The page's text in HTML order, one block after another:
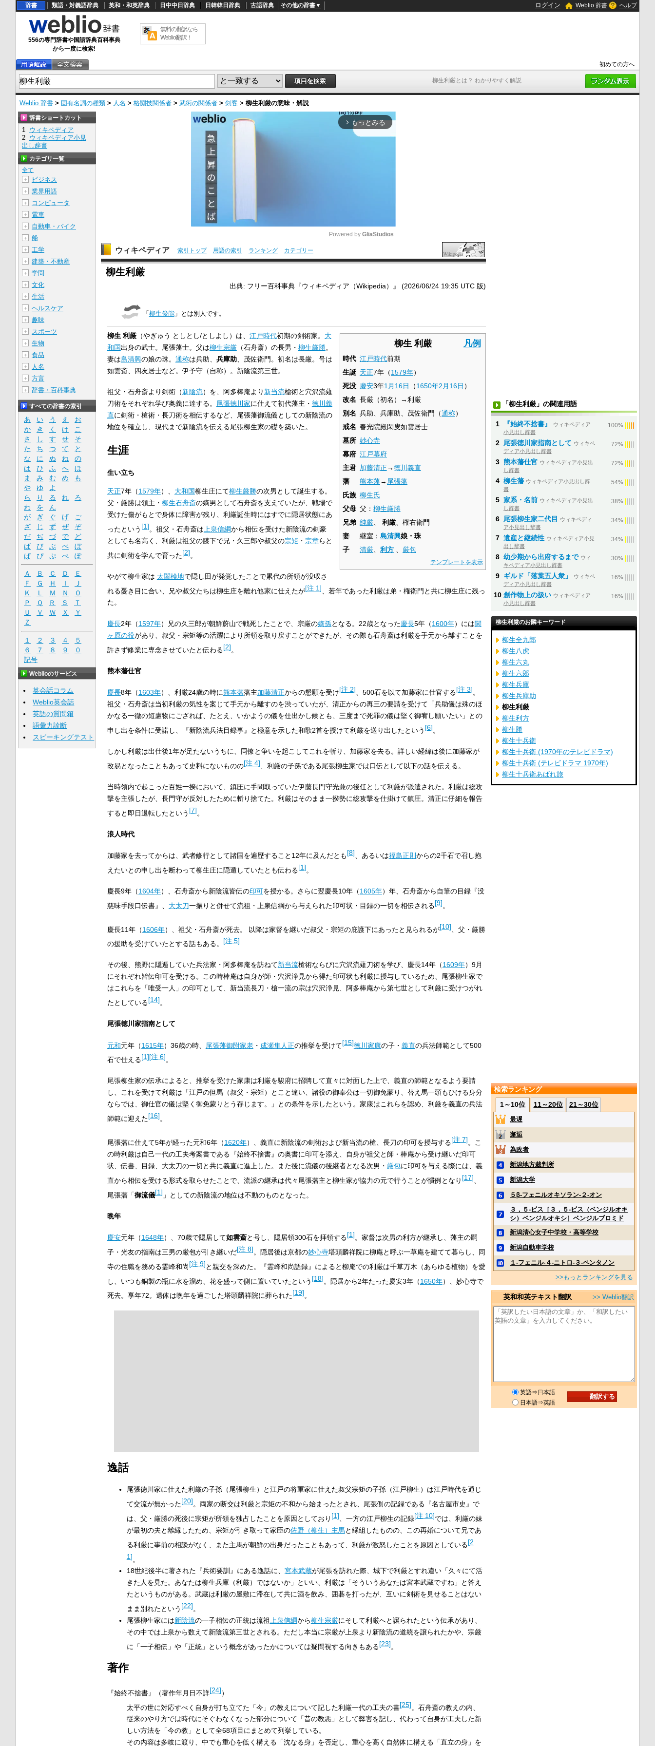
柳生利厳とは？ わかりやすく解説
辞書 類語・対義語辞典 英和・和英辞典 日中中日辞典 日韓韓日辞典 古語辞典 その他の辞書▼ ログイン Weblio 辞書 ヘルプ
556の専門辞書や国語辞典百科事典
から一度に検索!
無料の翻訳なら
Weblio翻訳！
初めての方へ
Weblio 辞書 > 固有名詞の種類 > 人名 > 格闘技関係者 > 武術の関係者 > 剣客 > 柳生利厳の意味・解説
arrow_forward_ios もっとみる
M
t
Powered by GliaStudios
ウィキペディア 索引トップ 用語の索引 ランキング カテゴリー
柳生利厳
出典: フリー百科事典『ウィキペディア（Wikipedia）』 (2026/06/24 19:35 UTC 版)
「 柳生俊能」とは別人です。
凡例
柳生 利厳
時代 江戸時代前期
生誕 天正7年（1579年）
死没 慶安3年1月16日 （1650年2月16日 ）
改名 長厳（初名）→利厳
別名 兵助、兵庫助、茂佐衛門（通称）
戒名 春光院殿閑叟如雲居士
墓所 妙心寺
幕府 江戸幕府
主君 加藤清正→徳川義直
藩
熊本藩→ 尾張藩
氏族 柳生氏
父母 父： 柳生厳勝
兄弟 純厳 利厳 、権右衛門
妻
継室： 島清興娘・珠
子
清厳 利方 厳包
テンプレートを表示
柳生 利厳（やぎゅう としとし/としよし）は、 江戸時代初期の剣術家。 大
和国出身の武士。尾張藩士。父は柳生宗厳（石舟斎）の長男・ 柳生厳勝。
妻は島清興の娘の珠。 通称は兵助、 兵庫助、茂佐衛門。初名は長厳。号は
如雲斎、四友居士など。伊予守（自称）。新陰流第三世。
祖父・石舟斎より剣術（新陰流）を、阿多棒庵より 新当流槍術と穴沢流薙
刀術をそれぞれ学び奥義に達する。 尾張徳川家に仕えて初代藩主・ 徳川義
直に剣術・槍術・長刀術を相伝するなど、尾張藩御流儀としての新陰流の
地位を確立し、現代まで新陰流を伝える尾張柳生家の礎を築いた。
生涯
生い立ち
天正7年（1579年）、 大和国柳生庄にて柳生厳勝の次男として誕生する。
父・厳勝は領主・ 柳生石舟斎の嫡男として石舟斎を支えていたが、戦場で
受けた傷がもとで身体に障害が残り、利厳誕生時にはすでに隠居状態にあ
ったという [1]。祖父・石舟斎は 上泉信綱から相伝を受けた新陰流の剣豪
としても名高く、利厳は祖父の膝下で兄・久三郎や叔父の宗矩 ・ 宗章らと
共に剣術を学んで育った[2]。
やがて柳生家は 太閤検地で隠し田が発覚したことで累代の所領が没収さ
れる憂き目に合い、兄や叔父たちは柳生庄を離れ他家に仕えたが[注 1] 、若年であった利厳は弟・権衛門と共に柳生庄に残っ
た。
慶長2年（1597年）兄の久三郎が朝鮮蔚山で戦死したことで、宗厳の嫡孫となる。22歳となった慶長5年（1600年）には関
ヶ原の役があり、叔父・宗矩等の活躍により所領を取り戻すことができたが、その際も石舟斎は利厳を手元から離すことを
許さず修業に専念させていたと伝わる[2]。
熊本藩仕官
慶長8年（1603年）、利厳24歳の時に熊本藩藩主加藤清正からの懇願を受け[注 2] 、500石を以て加藤家に仕官する[注 3]。
祖父・石舟斎は当初利厳の気性を案じて手元から離すのを渋っていたが、清正からの再三の要請を受けて「兵助儀は殊のほ
かなる一徹の短慮物にござれば、たとえ、いかようの儀を仕出かし候とも、三度まで死罪の儀は堅く御宥し願いたい」との
申し出を条件に受諾し、『新陰流兵法目録事』と極意を示した和歌2首を授けて利厳を送り出したという [6]。
しかし利厳は出仕後1年が足たないうちに、同僚と争いを起こしてこれを斬り、加藤家を去る。詳しい経緯は後に加藤家が
改易となったこともあって史料にないものの[注 4] 、利厳の子孫である尾張柳生家では口伝として以下の話を伝える。
当時領内で起こった百姓一揆において、鎮圧に手間取っていた伊藤長門守光兼の後任として利厳が派遣された。利厳は総攻
撃を主張したが、長門守が反対したために斬り捨てた。利厳はそのまま一揆勢に総攻撃を仕掛けて鎮圧。清正に仔細を報告
すると即日退転したという [7]。
浪人時代
加藤家を去ってからは、武者修行として諸国を遍歴すること12年に及んだとも[8] 、あるいは福島正則 からの2千石で召し抱
えたいとの申し出を断わって柳生庄に隠遁していたとも伝わる[1]。
慶長9年（1604年）、石舟斎から新陰流皆伝の印可を授かる。さらに翌慶長10年（1605年）年、石舟斎から自筆の目録『没
慈味手段口伝書』、 大太刀一振りと併せて流祖・上泉信綱から与えられた印可状・目録の一切を相伝される[9]。
慶長11年（1606年）、祖父・石舟斎が死去。 以降は家督を継いだ叔父・宗矩の庇護下にあったと見られるが[10] 、父・厳勝
の援助を受けていたとする話もある。 [注 5]
その後、熊野に隠遁していた兵法家・阿多棒庵を訪ねて新当流槍術ならびに穴沢流薙刀術を学び、慶長14年（1609年）9月
にそれぞれ皆伝印可を受ける。この時棒庵は自身が師・穴沢浄見から得た印可状も利厳に授与しているため、尾張柳生家で
はこれらを「唯受一人」の印可として、新当流長刀・槍一流の宗は穴沢浄見、阿多棒庵から第七世として利厳に受けつがれ
たとしている[14]。
尾張徳川家指南として
元和元年（1615年）36歳の時、 尾張藩御附家老・ 成瀬隼人正の推挙を受けて[15]徳川家康の子・ 義直の兵法師範として500
石で仕える[1][注 6]。
尾張柳生家の伝承によると、推挙を受けた家康は利厳を駿府に招聘して直々に対面した上で、義直の師範となるよう要請
し、これを受けて利厳は「江戸の但馬（叔父・宗矩）とこと違い、諸役の御奉公は一切御免蒙り、替え馬一頭もひける身分
ならでは、御仕官の儀は堅く御免蒙りとう存じます。」との条件を示したという。家康はこれらを認め、利厳を義直の兵法
師範に迎えた[16]。
尾張藩に仕えて5年が経った元和6年（1620年）、義直に新陰流の剣術および新当流の槍、長刀の印可を授与する[注 7]。こ
の時利厳は自己一代の工夫考案書である『始終不捨書』の奥書に印可を添え、自身が祖父と師・棒庵から受け継いだ印可
状、伝書、目録、大太刀の一切と共に義直に進上した。また後に流儀の後継者となる次男・ 厳包に印可を与える際には、義
直から相伝を受ける形式を取らせたことで、流派の継承は代々尾張藩主と柳生家が協力の元で行うことが慣例となり [17]
尾張藩「御流儀[1] 」としての新陰流の地位は不動のものとなった。
晩年
慶安元年（1648年）、70歳で隠居して如雲斎と号し、隠居領300石を拝領する[1]。家督は次男の利方が継承し、藩主の嗣
子・光友の指南は三男の厳包が引き継いだ[注 8]。隠居後は京都の妙心寺塔頭麟祥院に柳庵と呼ぶ一草庵を建てて暮らし、同
寺の住職を務める霊峰和尚[注 9]と親交を深めた。『霊峰和尚語録』によると柳庵での利厳は千草万木（あらゆる植物）を愛
し、いつも銅製の瓶に水を溜め、花を盛って側に置いていたという [18]。隠居から2年たった慶安3年（1650年）、妙心寺で
死去。享年72。遺体は晩年を過ごした塔頭麟祥院に葬られた[19]。
逸話
尾張徳川家に仕えた利厳の子孫（尾張柳生）と江戸の将軍家に仕えた叔父宗矩の子孫（江戸柳生）は江戸時代を通じ
て交流が無かった[20]。両家の断交は利厳と宗矩の不和から始まったとされ、尾張側の記録である『名古屋市史』で
は、父・厳勝の死後に宗矩が所領を独占したことを原因としており [1] 、一方の江戸柳生の記録[注 10]では、利厳の妹
が最初の夫と離縁したため、宗矩が引き取って家臣の佐野（柳生）主馬と縁組したものの、この再婚について兄であ
る利厳に事前の相談がなく、また主馬が朝鮮の出身だったこともあって、利厳が激怒したことを原因としている[2
1]。
18世紀後半に著された『兵術要訓』にある逸話に、 宮本武蔵が尾張を訪れた際、城下で利厳とすれ違い「久々にて活
きた人を見た。あなたは柳生兵庫（利厳）ではないか」といい、利厳は「そういうあなたは宮本武蔵ですね」と答え
たというものがある。武蔵は利厳の屋敷に滞在して共に酒を飲み、囲碁を打ったが、互いに剣術を見せることはない
まま別れたという [22]。
尾張柳生家には新陰流の一子相伝の正統は流祖 上泉信綱から柳生宗厳にそして利厳へと譲られたという伝承があり、
その中では上泉から数えて新陰流第三世とされる。ただし本当に宗厳が上泉より新陰流の道統を譲られたかや、宗厳
に「一子相伝」や「正統」という概念があったかについては疑問視する向きもある[23]。
著作
『始終不捨書』（著作年月日不詳[24]）
太平の世に対応すべく自身が打ち立てた「今」の教えについて記した利厳一代の工夫の書[25]。石舟斎の教えの内、
従来のやり方では時代にそぐわなくなった部分について「昔の教悪」として弊害を記し、代わって自身が工夫した新
しい方法を「今の教」として全68項目にまとめて列挙している。
その内容は多岐に渡り、中でも重心を低く構える「沈なる身」を否定し、重心を高く自然体に構える「直立の身」を
辞書ショートカット
1 ウィキペディア
2 ウィキペディア小見
出し辞書
カテゴリ一覧
全て
＋
ビジネス
＋ 業界用語
＋ コンピュータ
＋ 電車
＋ 自動車・バイク
＋ 船
＋ 工学
＋ 建築・不動産
＋ 学問
＋ 文化
＋ 生活
＋ ヘルスケア
＋ 趣味
＋ スポーツ
＋ 生物
＋ 食品
＋ 人名
＋ 方言
＋ 辞書・百科事典
すべての辞書の索引
あ い う え
お
か
き く け
こ
さ
し す せ
そ
た
ち つ て
と
な
に ぬ ね
の
は
ひ ふ へ
ほ
ま
み む め
も
や
ゆ
よ
ら
り る れ
ろ
わ
を
ん
が
ぎ ぐ げ
ご
ざ
じ ず ぜ
ぞ
だ
ぢ づ で
ど
ば
び ぶ べ
ぼ
ぱ
ぴ ぷ ぺ ぽ
Ａ Ｂ Ｃ Ｄ
Ｅ
Ｆ
Ｇ Ｈ Ｉ
Ｊ
Ｋ
Ｌ Ｍ Ｎ
Ｏ
Ｐ
Ｑ Ｒ Ｓ
Ｔ
Ｕ
Ｖ Ｗ Ｘ
Ｙ
Ｚ
１ ２ ３ ４
５
６
７ ８ ９
０
記号
Weblioのサービス
英会話コラム
Weblio英会話
英語の質問箱
語彙力診断
スピーキングテスト
「柳生利厳」の関連用語
1 『始終不捨書』
ウィキペディア
小見出し辞書
100%
2 尾張徳川家指南として ウィキペ
ディア小見出し辞書
72%
3 熊本藩仕官 ウィキペディア小見出
し辞書
72%
4 柳生藩 ウィキペディア小見出し辞
書
54%
5 家系・名前 ウィキペディア小見出
し辞書
38%
6 尾張柳生家二代目
ウィキペディ
ア小見出し辞書
34%
7 遺産と継続性 ウィキペディア小見
出し辞書
34%
8 幼少期から出府するまで ウィ
キペディア小見出し辞書
30%
9 ギルド「落葉五人衆」
ウィキペ
ディア小見出し辞書
16%
10 創作物上の扱い ウィキペディア
小見出し辞書
16%
柳生利厳のお隣キーワード
柳生全九郎
柳生八虎
柳生六丸
柳生六郎
柳生兵庫
柳生兵庫助
柳生利厳
柳生利方
柳生勝
柳生十兵衛
柳生十兵衛 (1970年のテレビドラマ)
柳生十兵衛 (テレビドラマ 1970年)
柳生十兵衛あばれ旅
検索ランキング
1～10位
11～20位 21～30位
最遅
邂逅
為政者
新潟地方裁判所
新潟大学
５β‐フェニルオキソラン‐２‐オン
３，５‐ビス［３，５‐ビス（ベンジルオキ
シ）ベンジルオキシ］ベンジルブロミド
新潟清心女子中学校・高等学校
新潟自動車学校
１‐フェニル‐４‐ニトロ‐３‐ペンタノン
>>もっとランキングを見る
英和和英テキスト翻訳 >> Weblio翻訳
英語⇒日本語
日本語⇒英語